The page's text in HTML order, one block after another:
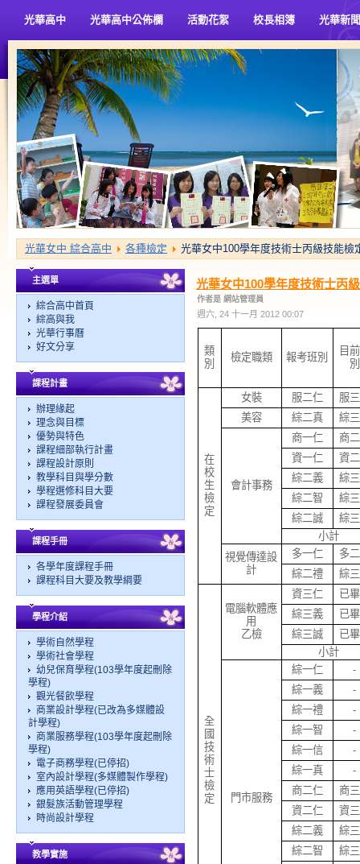
光華高中 光華高中公佈欄 活動花絮 校長相簿 光華新
光華女中 綜合高中 各種檢定 光華女中100學年度技術士丙級技能檢
主選單
綜合高中首頁
綜高與我
光華行事曆
好文分享
課程計畫
辦理緣起
理念與目標
優勢與特色
課程細部執行計畫
課程設計原則
教學科目與學分數
學程選修科目大要
課程發展委員會
課程手冊
各學年度課程手冊
課程科目大要及教學綱要
學程介紹
學術自然學程
學術社會學程
幼兒保育學程(103學年度起刪除
學程)
觀光餐飲學程
商業設計學程(已改為多媒體設
計學程)
商業服務學程(103學年度起刪除
學程)
電子商務學程(已停招)
室內設計學程(多媒體製作學程)
應用英語學程(已停招)
銀髮族活動管理學程
時尚設計學程
教學實施
光華女中100學年度技術士丙
作者是 網站管理員
週六, 24 十一月 2012 00:07
類
別
檢定職類 報考班別
目
別
在
校
生
檢
定
女裝 服二仁
服
美容
綜二真 綜
會計事務
商一仁
商
資一仁
資
綜二義
綜
綜二智
綜
綜二誠
綜
小計
視覺傳達設
計
多一仁
多
綜二禮
綜
全
國
技
術
士
檢
定
電腦軟體應
用
乙檢
資三仁
已
綜三義
已
綜三誠
已
小計
門市服務
綜一仁
-
綜一義
-
綜一禮
-
綜一智
-
綜一信
-
綜一真
-
商二仁
商
資二仁
資
綜二義
綜
綜二智
綜